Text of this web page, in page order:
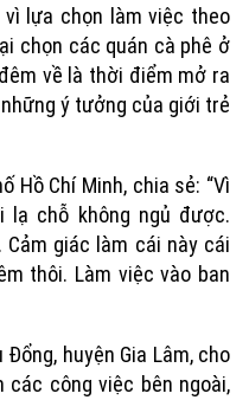
lựa chọn làm việc theo
chọn các quán cà phê ở
về là thời điểm mở ra
ý tưởng của giới trẻ
Hồ Chí Minh, chia sẻ: “Vì
lạ chỗ không ngủ được.
giác làm cái này cái
thôi. Làm việc vào ban
huyện Gia Lâm, cho
các công việc bên ngoài,